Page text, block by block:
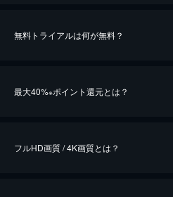
無料トライアルは何が無料？
最大40%※ポイント還元とは？
フルHD画質 / 4K画質とは？